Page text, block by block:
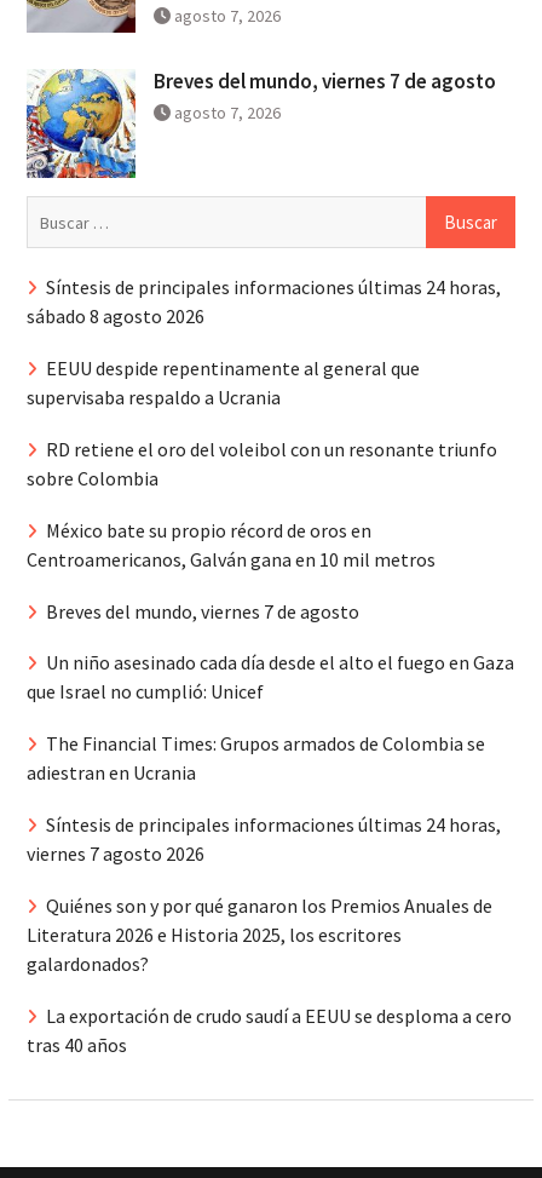
agosto 7, 2026
Breves del mundo, viernes 7 de agosto
agosto 7, 2026
Síntesis de principales informaciones últimas 24 horas,
sábado 8 agosto 2026
EEUU despide repentinamente al general que
supervisaba respaldo a Ucrania
RD retiene el oro del voleibol con un resonante triunfo
sobre Colombia
México bate su propio récord de oros en
Centroamericanos, Galván gana en 10 mil metros
Breves del mundo, viernes 7 de agosto
Un niño asesinado cada día desde el alto el fuego en Gaza
que Israel no cumplió: Unicef
The Financial Times: Grupos armados de Colombia se
adiestran en Ucrania
Síntesis de principales informaciones últimas 24 horas,
viernes 7 agosto 2026
Quiénes son y por qué ganaron los Premios Anuales de
Literatura 2026 e Historia 2025, los escritores
galardonados?
La exportación de crudo saudí a EEUU se desploma a cero
tras 40 años